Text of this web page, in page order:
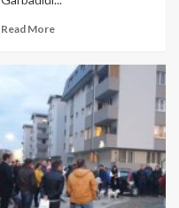
Read More